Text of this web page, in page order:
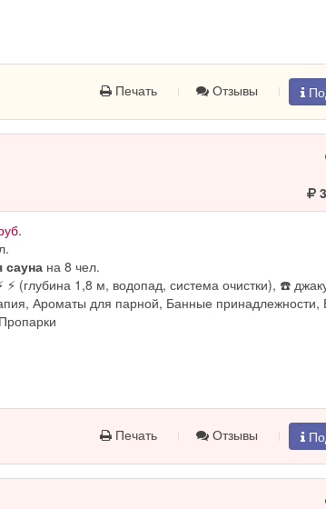
Печать Отзывы
сауна на 8 чел.
⚡ (глубина 1,8 м, водопад, система очистки), ☎️
Ароматы для парной, Банные принадлежности,
Печать Отзывы